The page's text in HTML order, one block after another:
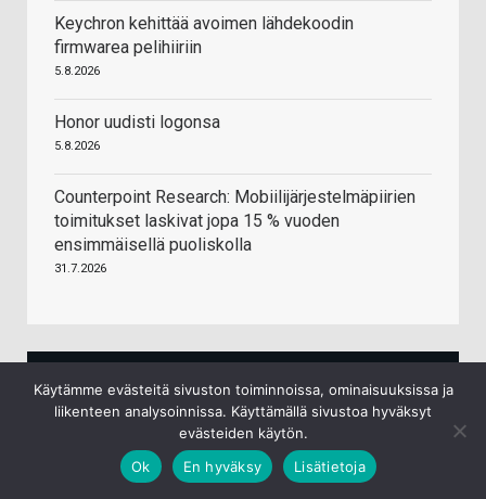
Keychron kehittää avoimen lähdekoodin
firmwarea pelihiiriin
5.8.2026
Honor uudisti logonsa
5.8.2026
Counterpoint Research: Mobiilijärjestelmäpiirien
toimitukset laskivat jopa 15 % vuoden
ensimmäisellä puoliskolla
31.7.2026
Thermal Grizzly PhaseSheet PTM jäähdytyslevyn
yhdiste Lämpöalusta 2 g
Käytämme evästeitä sivuston toiminnoissa, ominaisuuksissa ja
liikenteen analysoinnissa. Käyttämällä sivustoa hyväksyt
evästeiden käytön.
Ok
En hyväksy Lisätietoja